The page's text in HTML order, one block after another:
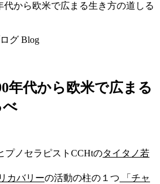
代から欧米で広まる生き方の道しる
グ Blog
年代から欧米で広まる
べ
プノセラピストCCHtのタイタノ若
カバリーの活動の柱の１つ 「チャ